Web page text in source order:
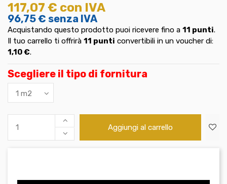
117,07 € con IVA
96,75 € senza IVA
Acquistando questo prodotto puoi ricevere fino a 11 punti.
Il tuo carrello ti offrirà 11 punti convertibili in un voucher di:
1,10 €.
Scegliere il tipo di fornitura
Aggiungi al carrello